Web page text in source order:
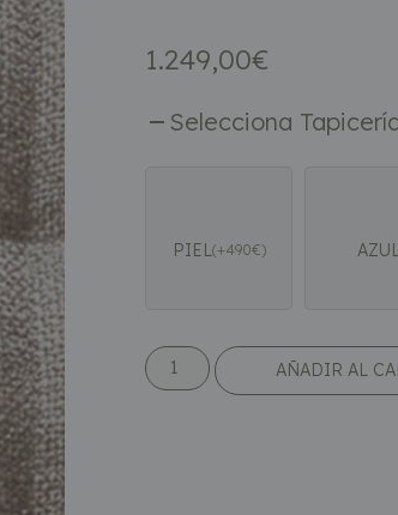
1.249,00€
Selecciona
PIEL(+490€)
AÑADIR AL